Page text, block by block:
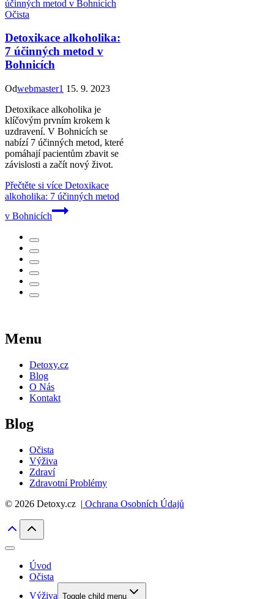
Očista
Detoxikace alkoholika:
7 účinných metod v
Bohnicích
Odwebmaster1 15. 9. 2023
Detoxikace alkoholika je
klíčovým prvním krokem k
uzdravení. V Bohnicích se
nabízí 7 účinných metod, které
pomáhají pacientům zbavit se
závislosti a začít nový život.
Přečtěte si více Detoxikace
alkoholika: 7 účinných metod
v Bohnicích
Menu
Detoxy.cz
Blog
O Nás
Kontakt
Blog
Očista
Výživa
Zdraví
Zdravotní Problémy
© 2026 Detoxy.cz | Ochrana Osobních Údajů
Úvod
Očista
Výživa Toggle child menu